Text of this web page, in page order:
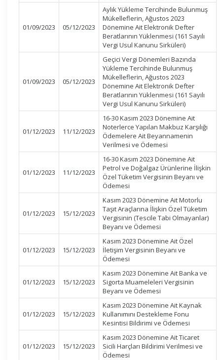
01/09/2023 05/12/2023
Aylık Yükleme Tercihinde Bulunmuş
Mükelleflerin, Ağustos 2023
Dönemine Ait Elektronik Defter
Beratlarının Yüklenmesi (161 Sayılı
Vergi Usul Kanunu Sirküleri)
01/09/2023 05/12/2023
Geçici Vergi Dönemleri Bazında
Yükleme Tercihinde Bulunmuş
Mükelleflerin, Ağustos 2023
Dönemine Ait Elektronik Defter
Beratlarının Yüklenmesi (161 Sayılı
Vergi Usul Kanunu Sirküleri)
01/12/2023 11/12/2023
16-30 Kasım 2023 Dönemine Ait
Noterlerce Yapılan Makbuz Karşılığı
Ödemelere Ait Beyannamenin
Verilmesi ve Ödemesi
01/12/2023 11/12/2023
16-30 Kasım 2023 Dönemine Ait
Petrol ve Doğalgaz Ürünlerine İlişkin
Özel Tüketim Vergisinin Beyanı ve
Ödemesi
01/12/2023 15/12/2023
Kasım 2023 Dönemine Ait Motorlu
Taşıt Araçlarına İlişkin Özel Tüketim
Vergisinin (Tescile Tabi Olmayanlar)
Beyanı ve Ödemesi
01/12/2023 15/12/2023
Kasım 2023 Dönemine Ait Özel
İletişim Vergisinin Beyanı ve
Ödemesi
01/12/2023 15/12/2023
Kasım 2023 Dönemine Ait Banka ve
Sigorta Muameleleri Vergisinin
Beyanı ve Ödemesi
01/12/2023 15/12/2023
Kasım 2023 Dönemine Ait Kaynak
Kullanımını Destekleme Fonu
Kesintisi Bildirimi ve Ödemesi
01/12/2023 15/12/2023
Kasım 2023 Dönemine Ait Ticaret
Sicili Harçları Bildirimi Verilmesi ve
Ödemesi